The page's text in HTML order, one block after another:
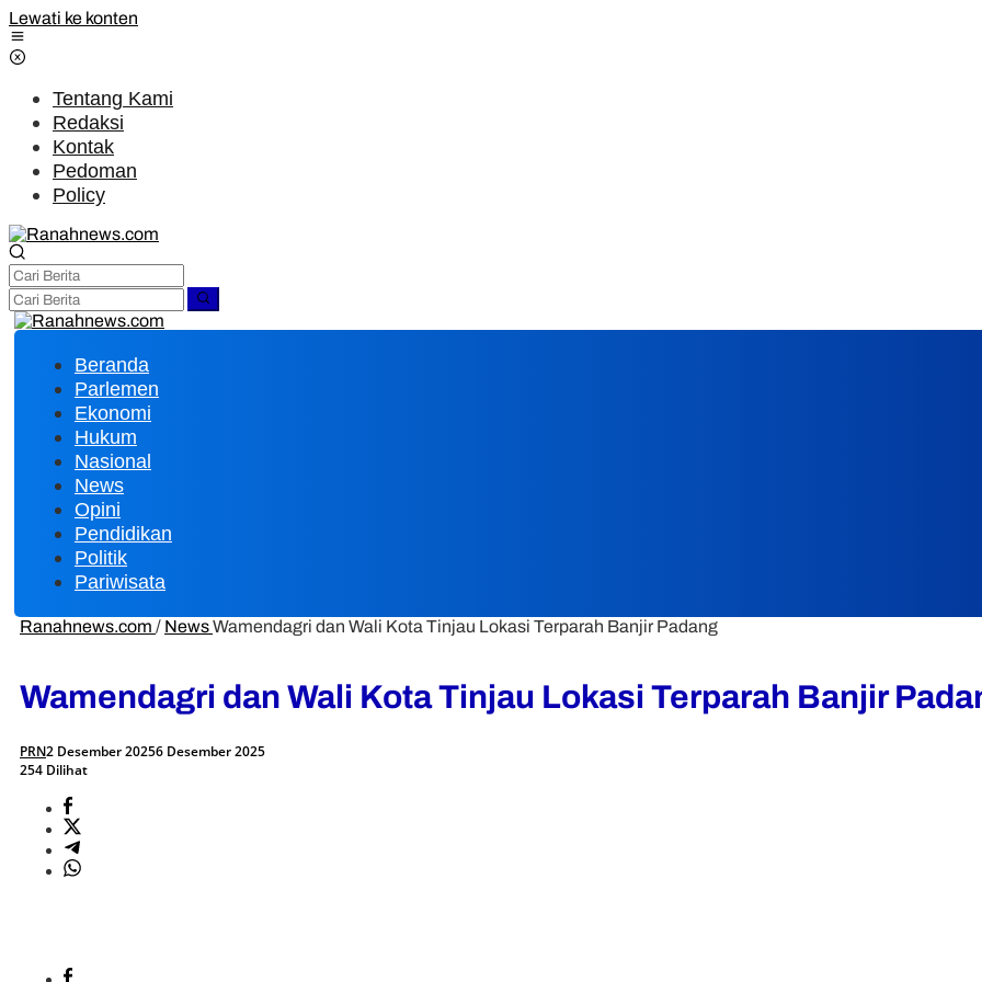
Lewati ke konten
Tentang Kami
Redaksi
Kontak
Pedoman
Policy
Beranda
Parlemen
Ekonomi
Hukum
Nasional
News
Opini
Pendidikan
Politik
Pariwisata
Ranahnews.com / NewsWamendagri dan Wali Kota Tinjau Lokasi Terparah Banjir Padang
Wamendagri dan Wali Kota Tinjau Lokasi Terparah Banjir
PRN2 Desember 20256 Desember 2025
254 Dilihat